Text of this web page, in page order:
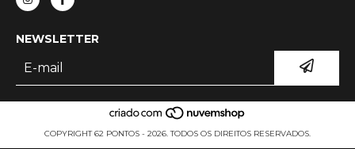
NEWSLETTER
COPYRIGHT 62 PONTOS - 2026. TODOS OS DIREITOS RESERVADOS.